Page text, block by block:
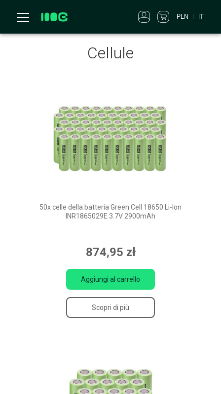
PLN IT
Cellule
50x celle della batteria Green Cell 18650 Li-Ion
INR1865029E 3.7V 2900mAh
874,95 zł
Aggiungi al carrello
Scopri di più